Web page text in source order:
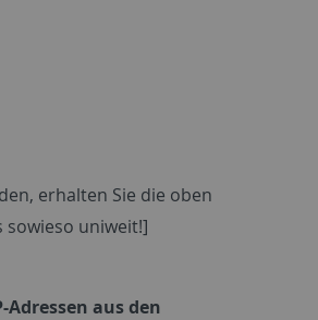
erhalten Sie die oben
sowieso uniweit!]
Adressen aus den